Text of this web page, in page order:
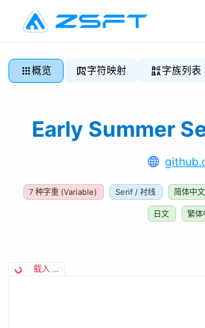
概览 字符映射 字族列表
Early Summer
7 种字重 (Variable) Serif / 衬线 简体中文
日文 繁体
载入 ...